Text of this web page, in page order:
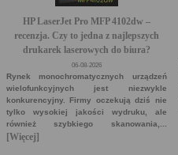
HP LaserJet Pro MFP 4102dw –
recenzja. Czy to jedna z najlepszych
drukarek laserowych do biura?
06-08-2026
Rynek monochromatycznych urządzeń
wielofunkcyjnych jest niezwykle
konkurencyjny. Firmy oczekują dziś nie
tylko wysokiej jakości wydruku, ale
również szybkiego skanowania,...
[Więcej]